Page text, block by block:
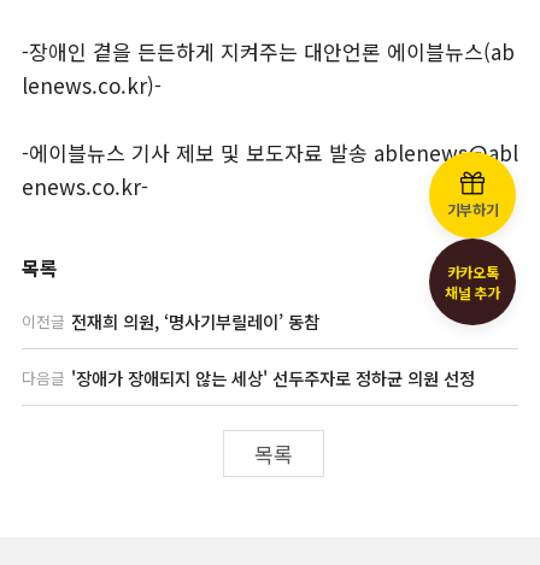
-장애인 곁을 든든하게 지켜주는 대안언론 에이블뉴스(ab
lenews.co.kr)-
-에이블뉴스 기사 제보 및 보도자료 발송 ablenews@abl
enews.co.kr-
목록
이전글 전재희 의원, ‘명사기부릴레이’ 동참
다음글 '장애가 장애되지 않는 세상' 선두주자로 정하균 의원 선정
목록
기부하기
카카오톡
채널 추가